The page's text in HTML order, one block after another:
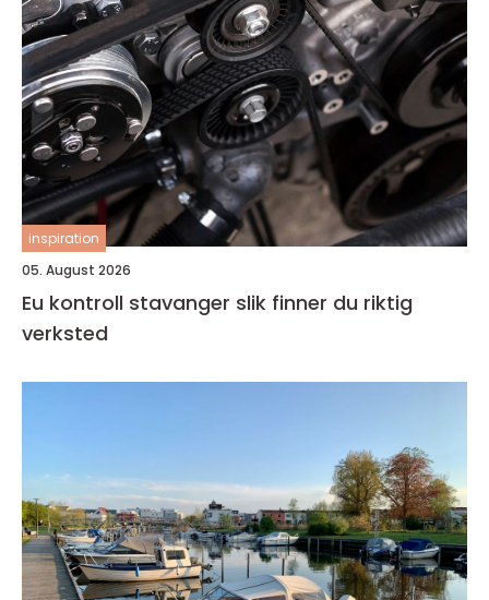
inspiration
05. August 2026
Eu kontroll stavanger slik finner du riktig
verksted